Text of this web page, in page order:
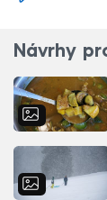
Návrhy